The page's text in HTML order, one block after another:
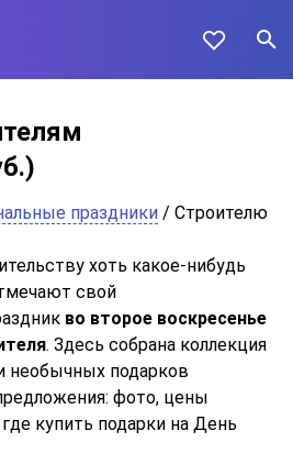
праздники / Строителю
хоть какое-нибудь
свой
во второе воскресенье
. Здесь собрана коллекция
необычных подарков
фото, цены
купить подарки на День